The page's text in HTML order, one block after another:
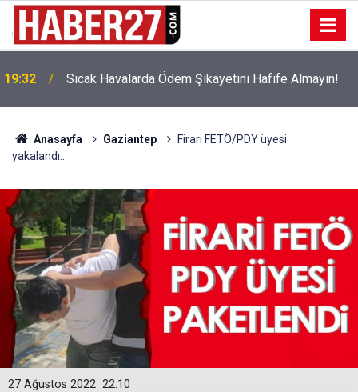
19:32 Sıcak Havalarda Ödem Şikayetini Hafife Almayın!
Anasayfa Gaziantep
Firari FETÖ/PDY üyesi
yakalandı...
22:10
27 Ağustos 2022